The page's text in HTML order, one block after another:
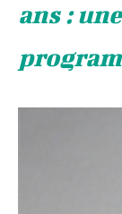
ans :